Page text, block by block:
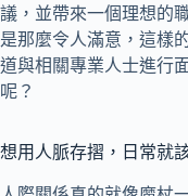
議，並帶來一個理想的
是那麼令人滿意，這樣
道與相關專業人士進行
呢？
想用人脈存摺，日常就